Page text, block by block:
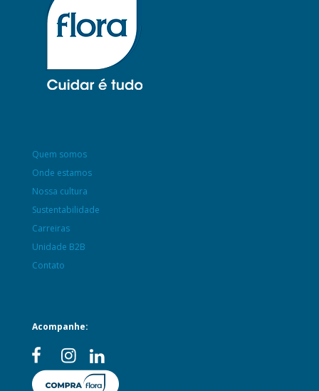
Quem somos
Onde estamos
Nossa cultura
Sustentabilidade
Carreiras
Unidade B2B
Contato
Acompanhe: